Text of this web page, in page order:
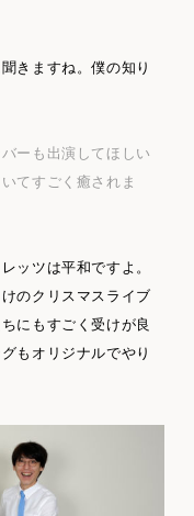
きますね。僕の知り
ーも出演してほしい
てすごく癒されま
ッツは平和ですよ。
のクリスマスライブ
にもすごく受けが良
もオリジナルでやり